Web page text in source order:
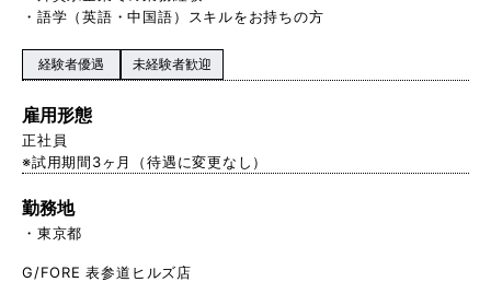
・語学（英語・中国語）スキルをお持ちの方
経験者優遇 未経験者歓迎
雇用形態
正社員
※試用期間3ヶ月（待遇に変更なし）
勤務地
東京都
G/FORE 表参道ヒルズ店